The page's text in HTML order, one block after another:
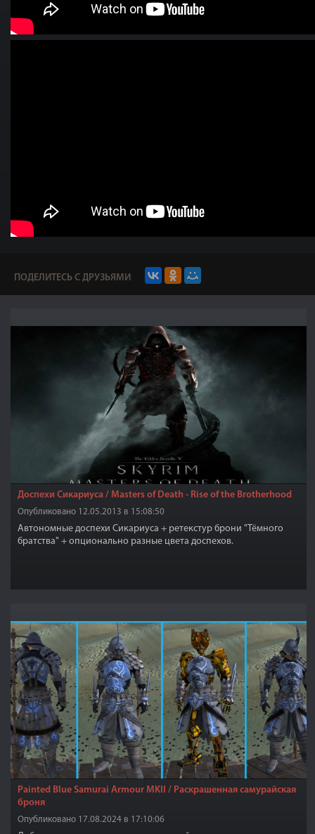
ПОДЕЛИТЕСЬ С ДРУЗЬЯМИ
Доспехи Сикариуса / Masters of Death - Rise of the Brotherhood
Опубликовано 12.05.2013 в 15:08:50
Автономные доспехи Сикариуса + ретекстур брони "Тёмного
братства" + опционально разные цвета доспехов.
Painted Blue Samurai Armour MKII / Раскрашенная самурайская
броня
Опубликовано 17.08.2024 в 17:10:06